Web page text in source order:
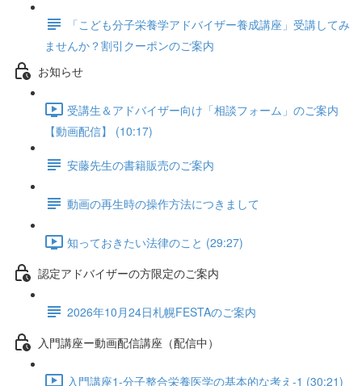
「こども分子栄養学アドバイザー養成講座」受講してみ
ませんか？割引クーポンのご案内
お知らせ
受講生＆アドバイザー向け「相談フォーム」のご案内
【動画配信】 (10:17)
安藤先生の書籍販売のご案内
動画の再生時の操作方法につきまして
知っておきたい法律のこと (29:27)
認定アドバイザーの方限定のご案内
2026年10月24日札幌FESTAのご案内
入門講座ー動画配信講座（配信中）
入門講座1-分子整合栄養医学の基本的な考え-1 (30:21)